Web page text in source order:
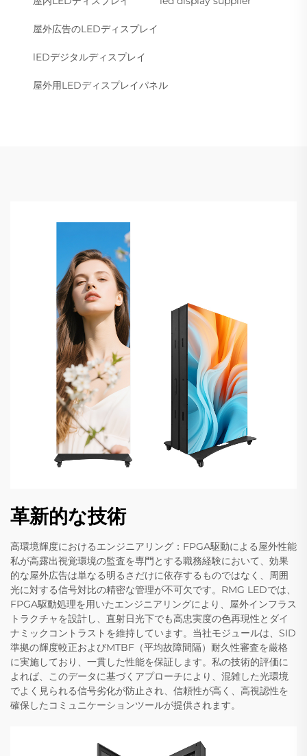
屋外広告のLEDディスプレイ
lEDデジタルディスプレイ
屋外用LEDディスプレイパネル
革新的な技術
高環境輝度におけるエンジニアリング：FPGA駆動による屋外性能
私が高露出視覚環境の監査を専門とする職務経験において、効果
的な屋外広告は単なる明るさだけに依存するものではなく、周囲
光に対する信号対比の精密な管理が不可欠です。RMG LEDでは、
FPGA駆動処理を用いたエンジニアリングにより、屋外インフラス
トラクチャを設計し、直射日光下でも高忠実度の色再現性とダイ
ナミックコントラストを維持しています。当社モジュールは、SID
準拠の輝度較正およびMTBF（平均故障間隔）耐久性審査を厳格
に実施しており、一貫した性能を保証します。私の技術的評価に
よれば、このデータに基づくアプローチにより、混雑した光環境
でよく見られる信号劣化が防止され、信頼性が高く、高視認性を
確保したコミュニケーションツールが提供されます。